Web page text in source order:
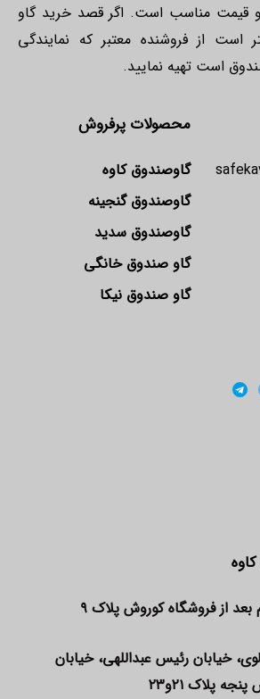
و قیمت مناسب است. اگر قصد خرید گاو
است از فروشنده معتبر که نمایندگی
است تهیه نمایید.
محصولات پرفروش
گاوصندوق کاوه
گاوصندوق گنجینه
گاوصندوق سدید
گاو صندوق خانگی
گاو صندوق نیکا
بعد از فروشگاه کوروش پلاک ۹
خیابان رئیس عبداللهی، خیابان
پلاک ۲۱و۲۳